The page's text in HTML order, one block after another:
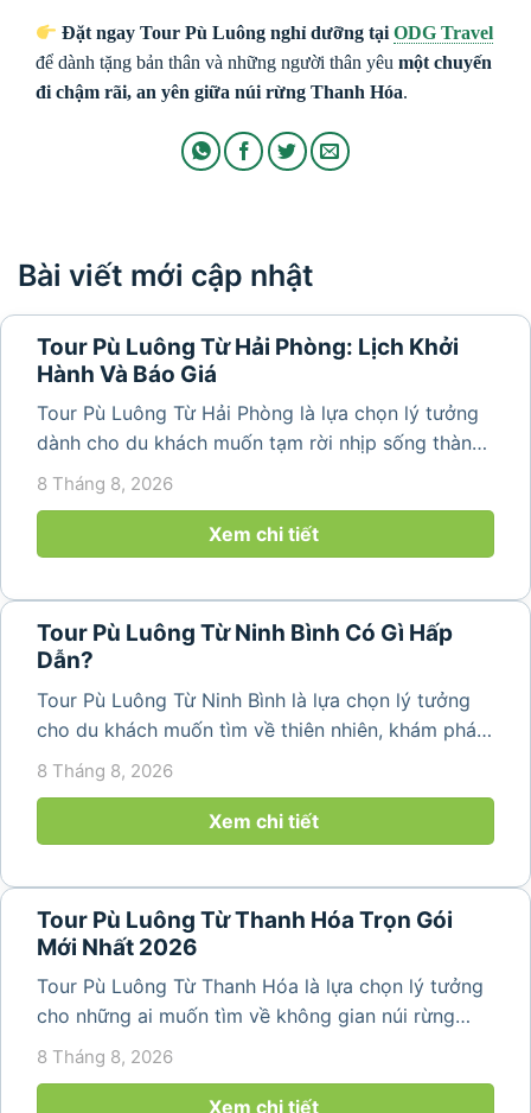
Đặt ngay Tour Pù Luông nghỉ dưỡng tạiODG Travel
để dành tặng bản thân và những người thân yêu một chuyến
đi chậm rãi, an yên giữa núi rừng Thanh Hóa.
Bài viết mới cập nhật
Tour Pù Luông Từ Hải Phòng: Lịch Khởi
Hành Và Báo Giá
Tour Pù Luông Từ Hải Phòng là lựa chọn lý tưởng
dành cho du khách muốn tạm rời nhịp sống thành
phố để tìm về không gian núi rừng trong lành,
thang đặc trưng. Từ...
8 Tháng 8, 2026
Xem chi tiết
Tour Pù Luông Từ Ninh Bình Có Gì Hấp
Dẫn?
Tour Pù Luông Từ Ninh Bình là lựa chọn lý tưởng
cho du khách muốn tìm về thiên nhiên, khám phá
bản làng và tận hưởng không gian nghỉ dưỡng yên
bình. Với lịch trình 2N1Đ hoặc 3N2Đ, hành trình có
8 Tháng 8, 2026
Xem chi tiết
Tour Pù Luông Từ Thanh Hóa Trọn Gói
Mới Nhất 2026
Tour Pù Luông Từ Thanh Hóa là lựa chọn lý tưởng
cho những ai muốn tìm về không gian núi rừng
trong lành, ruộng bậc thang xanh mướt và những
ngày. Không cần di chuyển...
8 Tháng 8, 2026
Xem chi tiết